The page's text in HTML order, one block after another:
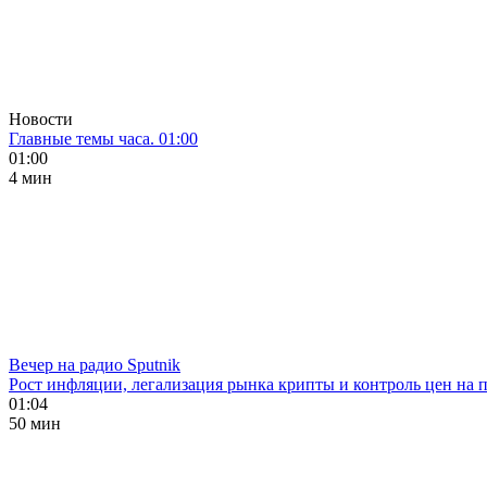
Новости
Главные темы часа. 01:00
01:00
4 мин
Вечер на радио Sputnik
Рост инфляции, легализация рынка крипты и контроль цен на
01:04
50 мин